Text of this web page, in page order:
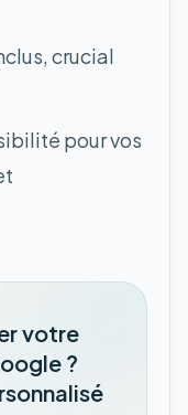
crucial
pour vos
votre
?